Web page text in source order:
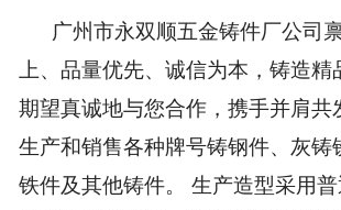
广州市永双顺五金铸件厂公司
上、品量优先、诚信为本，铸造
期望真诚地与您合作，携手并肩共
生产和销售各种牌号铸钢件、灰铸
铁件及其他铸件。 生产造型采用